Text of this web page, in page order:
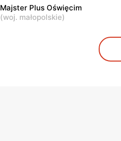
Majster Plus Oświęcim
(woj. małopolskie)